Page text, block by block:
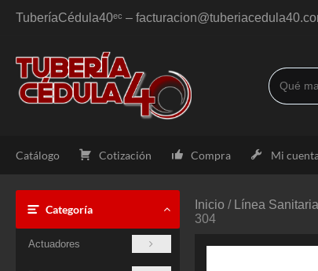
TuberíaCédula40ᵉᶜ –
Catálogo Cotización Compra Mi
Categoría
Actuadores
Inicio / Línea
304